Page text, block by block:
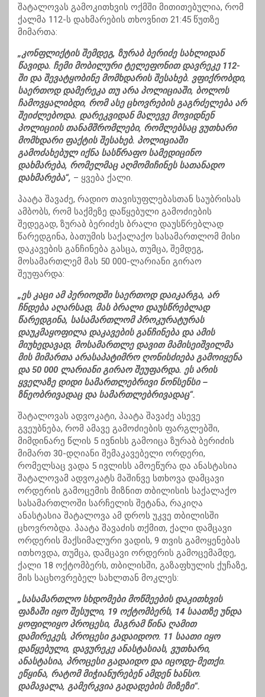
შატალოვას გამოკითხვის ოქმში მითითებულია, რომ
ქალმა 112-ს დახმარების თხოვნით 21:45 წუთზე
მიმართა:
„კონფლიქტის შემდეგ, ზურაბ ბერიძე სახლიდან
წავიდა. ჩემი მობილური ტელეფონით დავრეკე 112-
ში და შევატყობინე მომხდარის შესახებ. ვფიქრობდი,
საერთოდ დამერეკა თუ არა პოლიციაში, ბოლოს
ჩამოვყალიბდი, რომ ასე ცხოვრების გაგრძელება არ
შეიძლებოდა. დარეკვიდან მალევე მოვიდნენ
პოლიციის თანამშრომლები, რომლებსაც ვუთხარი
მომხდარი ფაქტის შესახებ. პოლიციაში
გამოძახებულ იქნა სასწრაფო სამედიცინო
დახმარება, რომელმაც აღმომიჩინეს სათანადო
დახმარება“, – ყვება ქალი.
პაატა შავაძე, რადიო თავისუფლებასთან საუბრისას
ამბობს, რომ საქმეზე დაწყებული გამოძიების
შედეგად, ზურაბ ბერიძეს ბრალი დაუსწრებლად
წარედგინა, ბათუმის საქალაქო სასამართლომ მისი
დაკავების განჩინება გასცა, თუმცა, შემდეგ,
მოსამართლემ მას 50 000-ლარიანი გირაო
შეუფარდა:
„ეს კაცი ამ პერიოდში საერთოდ დაიკარგა, არ
ჩნდება აღარსად, მას ბრალი დაუსწრებლად
წარედგინა, სასამართლომ პროკურატურას
დაუკმაყოფილა დაკავების განჩინება და ამის
მიუხედავად, მოსამართლე დავით მამისეიშვილმა
მის მიმართა არასაპატიმრო ღონისძიება გამოიყენა
და 50 000 ლარიანი გირაო შეუფარდა. ეს არის
ყველაზე დიდი სამართლებრივი ნონსენსი –
ზნეობრივადაც და სამართლებრივადაც“.
შატალოვას ადვოკატი, პაატა შავაძე ასევე
გვეუბნება, რომ ამავე გამოძიების ფარგლებში,
მიმდინარე წლის 5 ივნისს გამოიცა ზურაბ ბერიძის
მიმართ 30-დღიანი შემაკავებელი ორდერი,
რომელსაც ვადა 5 ივლისს ამოეწურა და ანასტასია
შატალოვამ ადვოკატს მაშინვე სთხოვა დამცავი
ორდერის გამოცემის მიზნით თბილისის საქალაქო
სასამართლოში სარჩელის შეტანა, რაკიღა
ანასტასია შატალოვა ამ დროს უკვე თბილისში
ცხოვრობდა. პაატა შავაძის თქმით, ქალი დამცავი
ორდერის მაქსიმალური ვადის, 9 თვის გამოყენებას
ითხოვდა, თუმცა, დამცავი ორდერის გამოცემამდე,
ქალი 18 ოქტომბერს, თბილისში, გაზაფხულის ქუჩაზე,
მის საცხოვრებელ სახლთან მოკლეს:
„სასამართლო სხდომები მოწმეების დაკითხვის
ფაზაში იყო შესული, 19 ოქტომბერს, 14 საათზე უნდა
ყოფილიყო პროცესი, მაგრამ წინა ღამით
დამირეკეს, პროცესი გადაიდოო. 11 საათი იყო
დაწყებული, დავურეკე ანასტასიას, ვუთხარი,
ანასტასია, პროცესი გადაიდო და იცოდე-მეთქი.
ეწყინა, რატომ მიჭიანურებენ ამდენ ხანსო.
დამავალა, გამერკვია გადადების მიზეზი“.